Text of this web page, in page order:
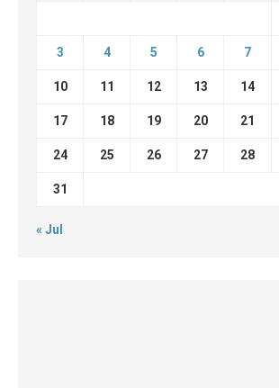
3 4 5 6 7
10 11 12 13 14
17 18 19 20 21
24 25 26 27 28
31
« Jul